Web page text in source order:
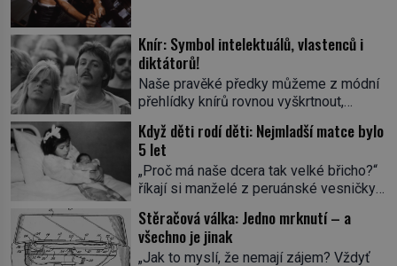
potetované paže. Námořnická kérka je
totiž něco jako uniforma. Tetování jako
takové má velmi hlubokou minulost.
Tetovaný je už pračlověk Ötzi, který
Knír: Symbol intelektuálů, vlastenců i
diktátorů!
Naše pravěké předky můžeme z módní
přehlídky knírů rovnou vyškrtnout,
jedním z nejstarších knírů musíme až do
starověkého Egypta. Najdeme ho na
soše egyptského prince Rahotepa, jenž
žil ve 26. století před naším
letopočtem! Není to ale něco obvyklého,
proto právě obyvatelé ze stínu pyramid
dbají na hygienu a kompletně holí […]
Když děti rodí děti: Nejmladší matce bylo
5 let
„Proč má naše dcera tak velké břicho?“
říkají si manželé z peruánské vesničky
nemocnice. Nemá ale v břiše nádor, jak
se obávali, ale sedmiměsíční plod! Ve
věku 5 let, 7 měsíců a 21 dnů porodí
Stěračová válka: Jedno mrknutí – a
všechno je jinak
„Jak to myslí, že nemají zájem? Vždyť